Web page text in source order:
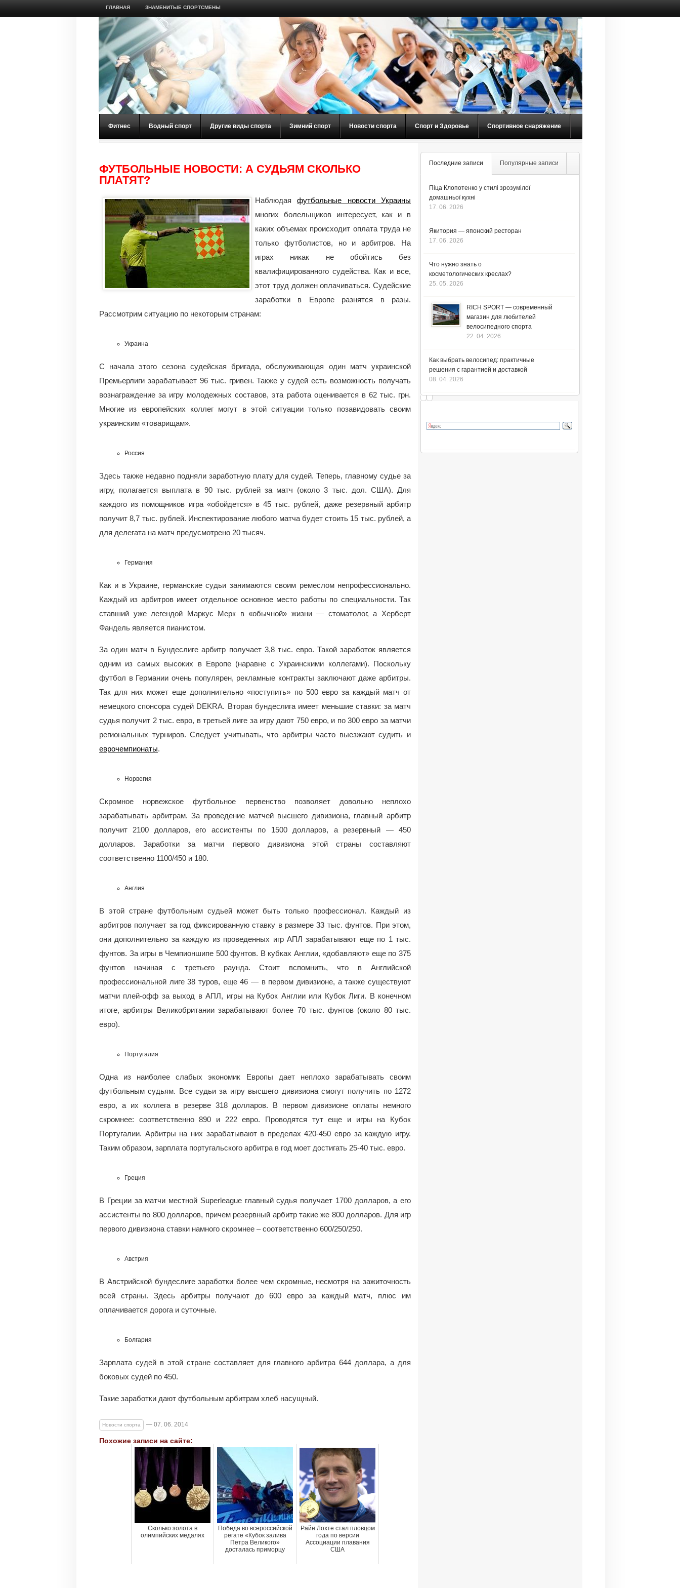
ГЛАВНАЯ ЗНАМЕНИТЫЕ СПОРТСМЕНЫ
Фитнес Водный спорт Другие виды спорта Зимний спорт Новости спорта Спорт и Здоровье Спортивное снаряжение
ФУТБОЛЬНЫЕ НОВОСТИ: А СУДЬЯМ СКОЛЬКО
ПЛАТЯТ?
Наблюдаяфутбольные новости Украины
многих болельщиков интересует, как и в
каких объемах происходит оплата труда не
только футболистов, но и арбитров. На
играх никак не обойтись без
квалифицированного судейства. Как и все,
этот труд должен оплачиваться. Судейские
заработки в Европе разнятся в разы.
Рассмотрим ситуацию по некоторым странам:
Украина
С начала этого сезона судейская бригада, обслуживающая один матч украинской
Премьерлиги зарабатывает 96 тыс. гривен. Также у судей есть возможность получать
вознаграждение за игру молодежных составов, эта работа оценивается в 62 тыс. грн.
Многие из европейских коллег могут в этой ситуации только позавидовать своим
украинским «товарищам».
Россия
Здесь также недавно подняли заработную плату для судей. Теперь, главному судье за
игру, полагается выплата в 90 тыс. рублей за матч (около 3 тыс. дол. США). Для
каждого из помощников игра «обойдется» в 45 тыс. рублей, даже резервный арбитр
получит 8,7 тыс. рублей. Инспектирование любого матча будет стоить 15 тыс. рублей, а
для делегата на матч предусмотрено 20 тысяч.
Германия
Как и в Украине, германские судьи занимаются своим ремеслом непрофессионально.
Каждый из арбитров имеет отдельное основное место работы по специальности. Так
ставший уже легендой Маркус Мерк в «обычной» жизни — стоматолог, а Херберт
Фандель является пианистом.
За один матч в Бундеслиге арбитр получает 3,8 тыс. евро. Такой заработок является
одним из самых высоких в Европе (наравне с Украинскими коллегами). Поскольку
футбол в Германии очень популярен, рекламные контракты заключают даже арбитры.
Так для них может еще дополнительно «поступить» по 500 евро за каждый матч от
немецкого спонсора судей DEKRA. Вторая бундеслига имеет меньшие ставки: за матч
судья получит 2 тыс. евро, в третьей лиге за игру дают 750 евро, и по 300 евро за матчи
региональных турниров. Следует учитывать, что арбитры часто выезжают судить и
еврочемпионаты.
Норвегия
Скромное норвежское футбольное первенство позволяет довольно неплохо
зарабатывать арбитрам. За проведение матчей высшего дивизиона, главный арбитр
получит 2100 долларов, его ассистенты по 1500 долларов, а резервный — 450
долларов. Заработки за матчи первого дивизиона этой страны составляют
соответственно 1100/450 и 180.
Англия
В этой стране футбольным судьей может быть только профессионал. Каждый из
арбитров получает за год фиксированную ставку в размере 33 тыс. фунтов. При этом,
они дополнительно за каждую из проведенных игр АПЛ зарабатывают еще по 1 тыс.
фунтов. За игры в Чемпионшипе 500 фунтов. В кубках Англии, «добавляют» еще по 375
фунтов начиная с третьего раунда. Стоит вспомнить, что в Английской
профессиональной лиге 38 туров, еще 46 — в первом дивизионе, а также существуют
матчи плей-офф за выход в АПЛ, игры на Кубок Англии или Кубок Лиги. В конечном
итоге, арбитры Великобритании зарабатывают более 70 тыс. фунтов (около 80 тыс.
евро).
Португалия
Одна из наиболее слабых экономик Европы дает неплохо зарабатывать своим
футбольным судьям. Все судьи за игру высшего дивизиона смогут получить по 1272
евро, а их коллега в резерве 318 долларов. В первом дивизионе оплаты немного
скромнее: соответственно 890 и 222 евро. Проводятся тут еще и игры на Кубок
Португалии. Арбитры на них зарабатывают в пределах 420-450 евро за каждую игру.
Таким образом, зарплата португальского арбитра в год моет достигать 25-40 тыс. евро.
Греция
В Греции за матчи местной Superleague главный судья получает 1700 долларов, а его
ассистенты по 800 долларов, причем резервный арбитр такие же 800 долларов. Для игр
первого дивизиона ставки намного скромнее – соответственно 600/250/250.
Австрия
В Австрийской бундеслиге заработки более чем скромные, несмотря на зажиточность
всей страны. Здесь арбитры получают до 600 евро за каждый матч, плюс им
оплачивается дорога и суточные.
Болгария
Зарплата судей в этой стране составляет для главного арбитра 644 доллара, а для
боковых судей по 450.
Такие заработки дают футбольным арбитрам хлеб насущный.
Новости спорта — 07. 06. 2014
Похожие записи на сайте:
Сколько золота в
олимпийских медалях
Победа во всероссийской
регате «Кубок залива
Петра Великого»
досталась приморцу
Райн Лохте стал пловцом
года по версии
Ассоциации плавания
США
Последние записи Популярные записи
Піца Клопотенко у стилі зрозумілої
домашньої кухні
17. 06. 2026
Якитория — японский ресторан
17. 06. 2026
Что нужно знать о
косметологических креслах?
25. 05. 2026
RICH SPORT — современный
магазин для любителей
велосипедного спорта
22. 04. 2026
Как выбрать велосипед: практичные
решения с гарантией и доставкой
08. 04. 2026